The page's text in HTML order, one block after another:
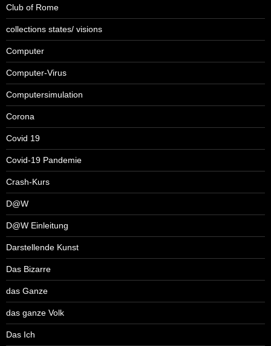
Club of Rome
collections states/ visions
Computer
Computer-Virus
Computersimulation
Corona
Covid 19
Covid-19 Pandemie
Crash-Kurs
D@W
D@W Einleitung
Darstellende Kunst
Das Bizarre
das Ganze
das ganze Volk
Das Ich